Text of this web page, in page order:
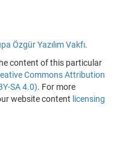
Özgür Yazılım Vakfı.
content of this particular
Commons Attribution
SA 4.0). For more
website content licensing